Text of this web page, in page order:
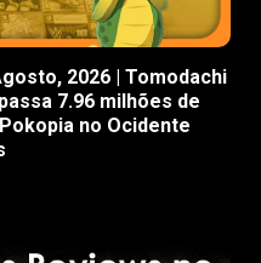
2026 | Tomodachi
7.96 milhões de
no Ocidente